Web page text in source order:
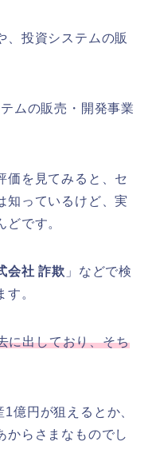
、投資システムの販
ムの販売・開発事業
価を見てみると、セ
知っているけど、実
です。
会社 詐欺 」などで検
。
に出しており、そち
億円が狙えるとか、
からさまなものでし